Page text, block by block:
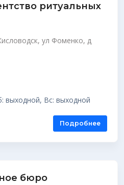
ритуальных
ул Фоменко, д
выходной, Вс: выходной
Подробнее
бюро